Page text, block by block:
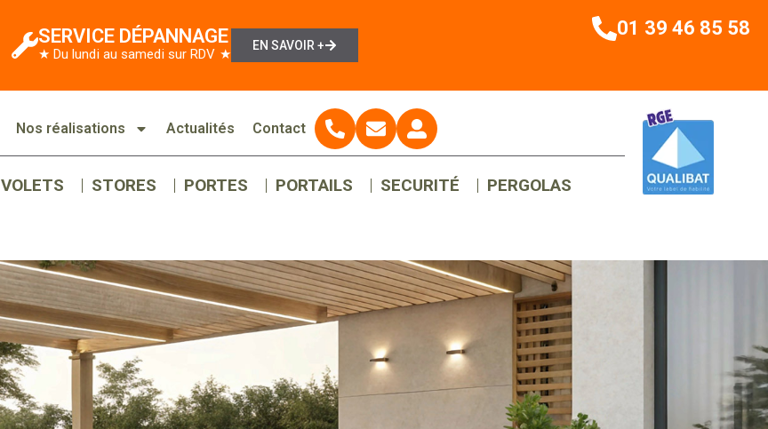
SERVICE DÉPANNAGE
★ Du lundi au samedi sur RDV ★
EN SAVOIR +
01 39 46 85 58
Nos réalisations Actualités Contact
VOLETS STORES PORTES PORTAILS SECURITÉ PERGOLAS